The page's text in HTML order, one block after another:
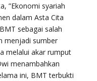
”Ekonomi syariah
dalam Asta Cita
sebagai salah
menjadi sumber
melalui akar rumput
menambahkan
ini, BMT terbukti